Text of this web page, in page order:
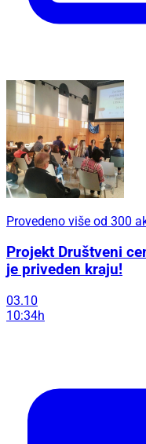
Provedeno više od 300
Projekt Društveni
je priveden kraju!
03.10
10:34h